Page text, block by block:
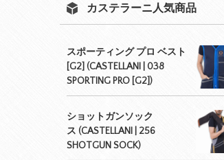
カステラーニ人気商品
スポーティング プロ ベスト
[G2] (CASTELLANI | 038
SPORTING PRO [G2])
ショットガンソック
ス (CASTELLANI | 256
SHOTGUN SOCK)